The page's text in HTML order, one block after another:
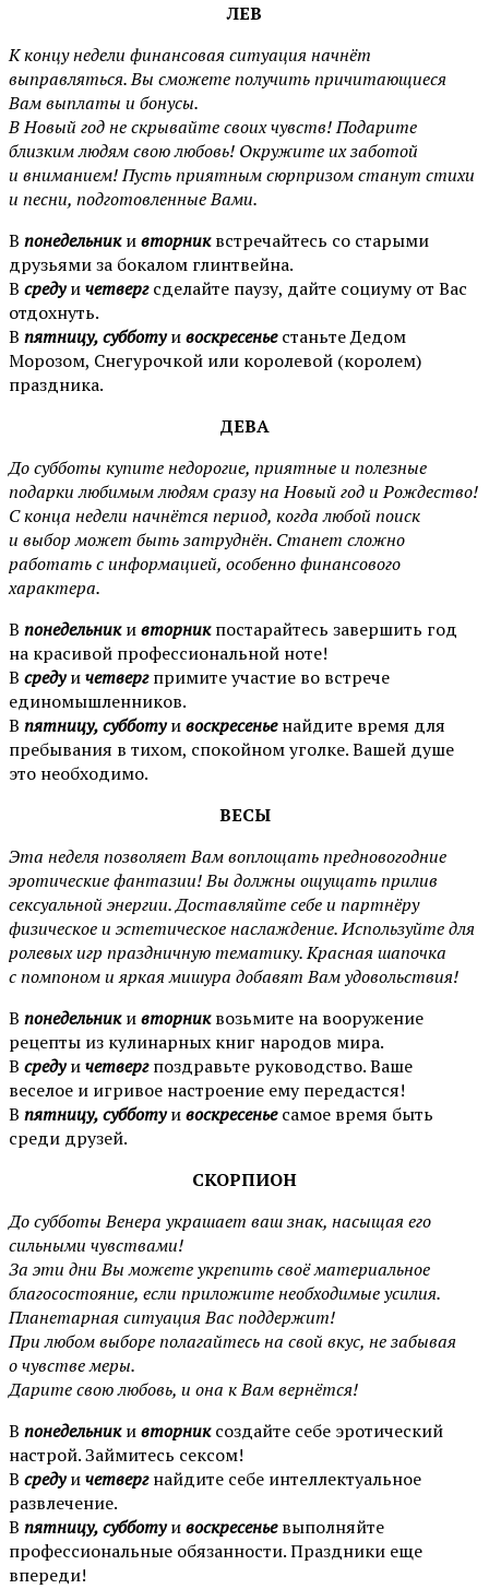
ЛЕВ
К концу недели финансовая ситуация начнёт
выправляться. Вы сможете получить причитающиеся
Вам выплаты и бонусы.
В Новый год не скрывайте своих чувств! Подарите
близким людям свою любовь! Окружите их заботой
и вниманием! Пусть приятным сюрпризом станут стихи
и песни, подготовленные Вами.
В понедельник ивторниквстречайтесь со старыми
друзьями за бокалом глинтвейна.
В среду ичетвергсделайте паузу, дайте социуму от Вас
отдохнуть.
В пятницу, субботуивоскресеньестаньте Дедом
Морозом, Снегурочкой или королевой (королем)
праздника.
ДЕВА
До субботы купите недорогие, приятные и полезные
подарки любимым людям сразу на Новый год и Рождество!
С конца недели начнётся период, когда любой поиск
и выбор может быть затруднён. Станет сложно
работать с информацией, особенно финансового
характера.
В понедельник ивторникпостарайтесь завершить год
на красивой профессиональной ноте!
В среду ичетвергпримите участие во встрече
единомышленников.
В пятницу, субботуивоскресеньенайдите время для
пребывания в тихом, спокойном уголке. Вашей душе
это необходимо.
ВЕСЫ
Эта неделя позволяет Вам воплощать предновогодние
эротические фантазии! Вы должны ощущать прилив
сексуальной энергии. Доставляйте себе и партнёру
физическое и эстетическое наслаждение. Используйте для
ролевых игр праздничную тематику. Красная шапочка
с помпоном и яркая мишура добавят Вам удовольствия!
В понедельник ивторниквозьмите на вооружение
рецепты из кулинарных книг народов мира.
В среду ичетвергпоздравьте руководство. Ваше
веселое и игривое настроение ему передастся!
В пятницу, субботуивоскресеньесамое время быть
среди друзей.
СКОРПИОН
До субботы Венера украшает ваш знак, насыщая его
сильными чувствами!
За эти дни Вы можете укрепить своё материальное
благосостояние, если приложите необходимые усилия.
Планетарная ситуация Вас поддержит!
При любом выборе полагайтесь на свой вкус, не забывая
о чувстве меры.
Дарите свою любовь, и она к Вам вернётся!
В понедельник ивторниксоздайте себе эротический
настрой. Займитесь сексом!
В среду ичетвергнайдите себе интеллектуальное
развлечение.
В пятницу, субботуивоскресеньевыполняйте
профессиональные обязанности. Праздники еще
впереди!